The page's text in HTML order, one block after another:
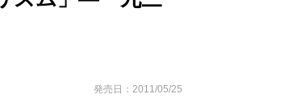
発売日：2011/05/25